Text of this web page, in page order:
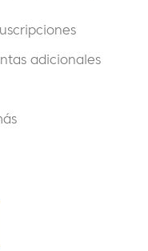
adicionales